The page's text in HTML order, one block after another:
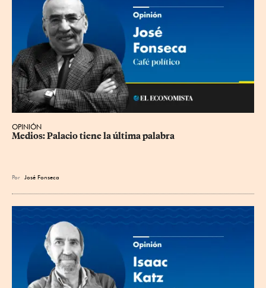
OPINIÓN
Medios: Palacio tiene la última palabra
Por José Fonseca